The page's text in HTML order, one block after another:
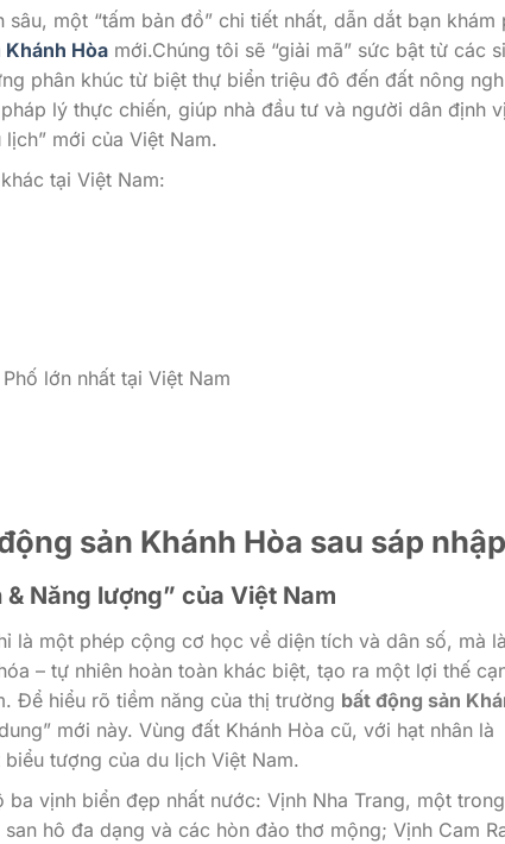
một “tấm bản đồ” chi tiết nhất, dẫn dắt bạn khám
Khánh Hòamới.Chúng tôi sẽ “giải mã” sức bật từ các
phân khúc từ biệt thự biển triệu đô đến đất nông
lý thực chiến, giúp nhà đầu tư và người dân định
mới của Việt Nam.
tại Việt Nam:
lớn nhất tại Việt Nam
sản Khánh Hòa sau sáp nhập
& Năng lượng” của Việt Nam
là một phép cộng cơ học về diện tích và dân số, mà
– tự nhiên hoàn toàn khác biệt, tạo ra một lợi thế
Để hiểu rõ tiềm năng của thị trường bất động sản
mới này. Vùng đất Khánh Hòa cũ, với hạt nhân là
tượng của du lịch Việt Nam.
vịnh biển đẹp nhất nước: Vịnh Nha Trang, một
hô đa dạng và các hòn đảo thơ mộng; Vịnh Cam